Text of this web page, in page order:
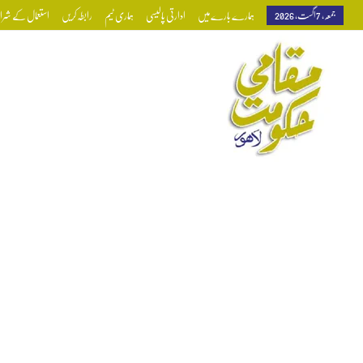
جمعہ, 7 اگست, 2026 ہمارے بارے میں ادارتی پالیسی ہماری ٹیم رابطہ کریں استعمال کے